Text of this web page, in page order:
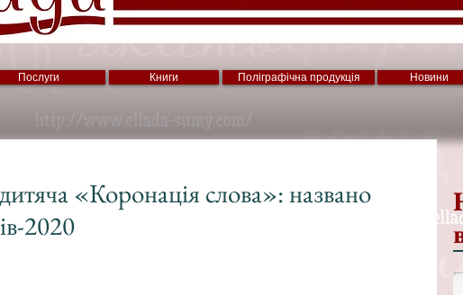
Послуги Книги Поліграфічна продукція Новини
«Коронація слова»: названо
2020